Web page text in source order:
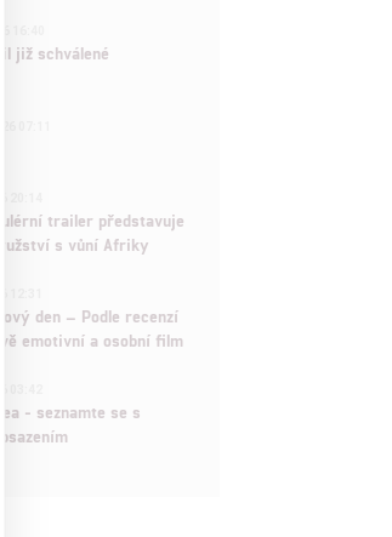
16:40
již schválené
trailer představuje
s vůní Afriky
12:31
den – Podle recenzí
emotivní a osobní film
- seznamte se s